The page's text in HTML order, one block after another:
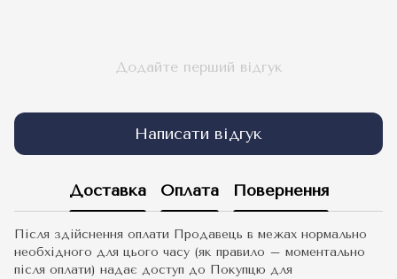
Додайте перший відгук
Написати відгук
Доставка Оплата Повернення
Після здійснення оплати Продавець в межах нормально
необхідного для цього часу (як правило – моментально
після оплати) надає доступ до Покупцю для